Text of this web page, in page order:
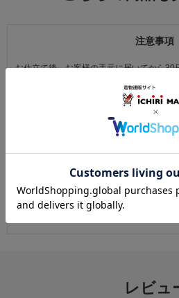
注意事項
お仕立て後、お客様の手元に届いてから30
ただし次に該当するものは返品をお受けで
・商品到着後31日以上経過した商品
・お客様の元で、傷または破損が生じた商
・時間帯指定は配送業者のサービスであり
ものではございません。あらかじめご了承
・天災・事故などによる交通渋滞や物量増
より、指定時間帯にお届けができない場合
（※上記理由によりご指定の時間帯にお届
レビュ